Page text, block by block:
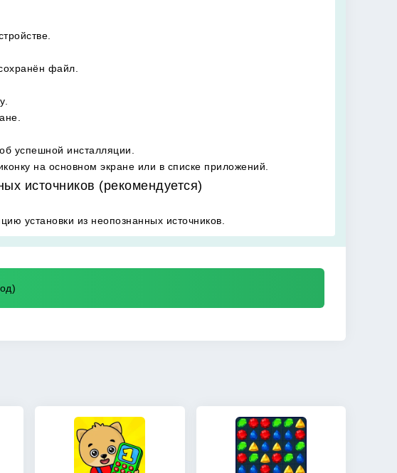
файл.
успешной инсталляции.
на основном экране или в списке приложений.
источников (рекомендуется)
установки из неопознанных источников.